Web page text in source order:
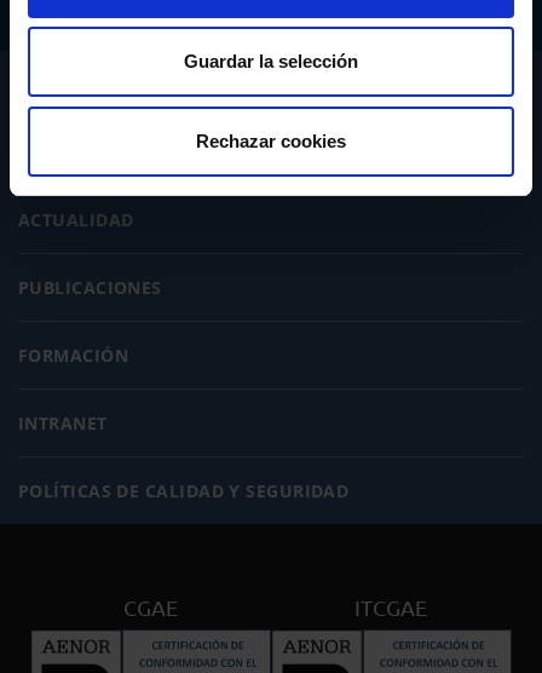
Guardar la selección
Rechazar cookies
ACTUALIDAD
PUBLICACIONES
FORMACIÓN
INTRANET
POLÍTICAS DE CALIDAD Y SEGURIDAD
CGAE ITCGAE